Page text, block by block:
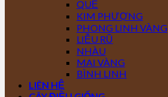
QUẾ
KIM PHƯỢNG
PHONG LINH VÀNG
LIỄU RŨ
NHÀU
MAI VÀNG
BÌNH LINH
LIÊN HỆ